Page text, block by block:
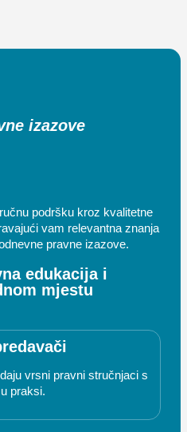
izazove
podršku kroz kvalitetne
vam relevantna znanja
pravne izazove.
edukacija i
mjestu
vrsni pravni stručnjaci s
praksi.